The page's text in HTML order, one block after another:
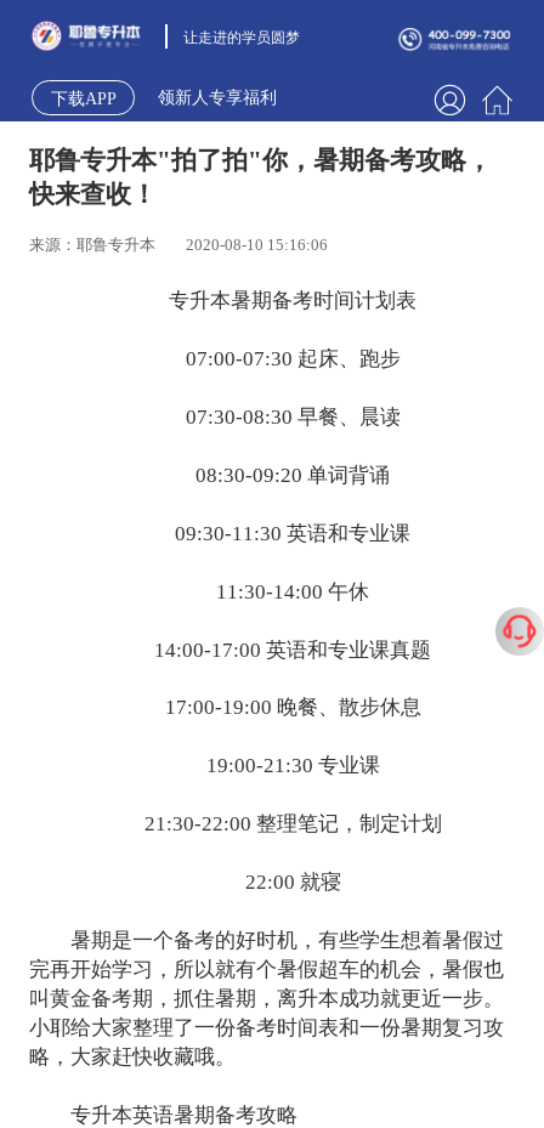
让走进的学员圆梦
下载APP 领新人专享福利
耶鲁专升本"拍了拍"你，暑期备考攻略，
快来查收！
来源：耶鲁专升本 2020-08-10 15:16:06
专升本暑期备考时间计划表
07:00-07:30 起床、跑步
07:30-08:30 早餐、晨读
08:30-09:20 单词背诵
09:30-11:30 英语和专业课
11:30-14:00 午休
14:00-17:00 英语和专业课真题
17:00-19:00 晚餐、散步休息
19:00-21:30 专业课
21:30-22:00 整理笔记，制定计划
22:00 就寝
暑期是一个备考的好时机，有些学生想着暑假过
完再开始学习，所以就有个暑假超车的机会，暑假也
叫黄金备考期，抓住暑期，离升本成功就更近一步。
小耶给大家整理了一份备考时间表和一份暑期复习攻
略，大家赶快收藏哦。
专升本英语暑期备考攻略